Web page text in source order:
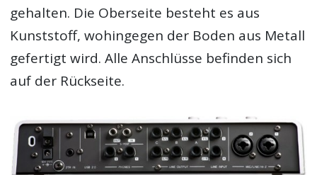
gehalten. Die Oberseite besteht es aus
Kunststoff, wohingegen der Boden aus Metall
gefertigt wird. Alle Anschlüsse befinden sich
auf der Rückseite.